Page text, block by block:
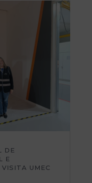
DE
E
UMEC